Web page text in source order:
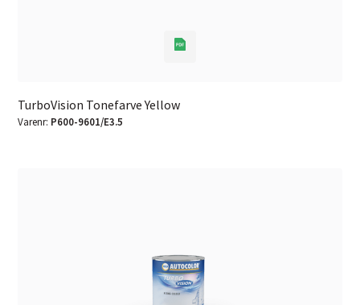
TurboVision Tonefarve Yellow
Varenr: P600-9601/E3.5